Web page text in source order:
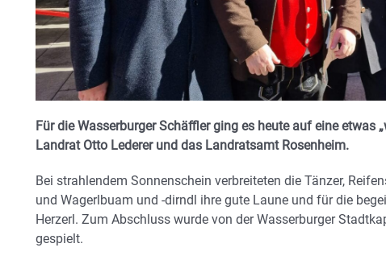
Für die Wasserburger Schäffler ging es heute auf eine etwas
Landrat Otto Lederer und das Landratsamt Rosenheim.
Bei strahlendem Sonnenschein verbreiteten die Tänzer,
und Wagerlbuam und -dirndl ihre gute Laune und für die
Herzerl. Zum Abschluss wurde von der Wasserburger
gespielt.